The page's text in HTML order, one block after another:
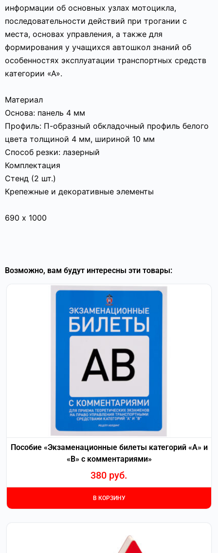
информации об основных узлах мотоцикла,
последовательности действий при трогании с
места, основах управления, а также для
формирования у учащихся автошкол знаний об
особенностях эксплуатации транспортных средств
категории «А».
Материал
Основа: панель 4 мм
Профиль: П-образный обкладочный профиль белого
цвета толщиной 4 мм, шириной 10 мм
Способ резки: лазерный
Комплектация
Стенд (2 шт.)
Крепежные и декоративные элементы
690 х 1000
Возможно, вам будут интересны эти товары:
Пособие «Экзаменационные билеты категорий «А» и
«В» с комментариями»
380 руб.
В КОРЗИНУ